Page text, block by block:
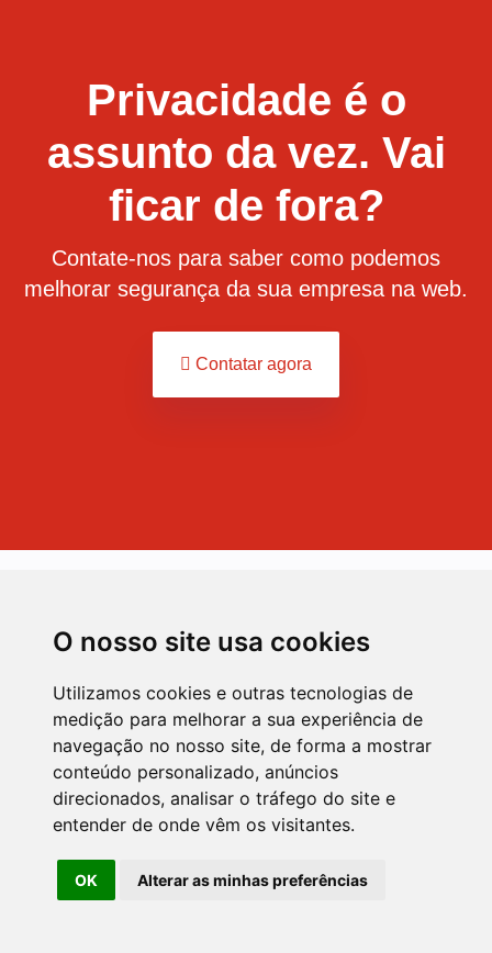
O nosso site usa cookies
Utilizamos cookies e outras tecnologias de
medição para melhorar a sua experiência de
navegação no nosso site, de forma a mostrar
conteúdo personalizado, anúncios
direcionados, analisar o tráfego do site e
entender de onde vêm os visitantes.
OK Alterar as minhas preferências
Privacidade é o
assunto da vez. Vai
ficar de fora?
Contate-nos para saber como podemos
melhorar segurança da sua empresa na web.
Contatar agora
Sobre nós
Empresa de Belo Horizonte especializada em
hospedagem, privacidade e performance de sites.
LGPD